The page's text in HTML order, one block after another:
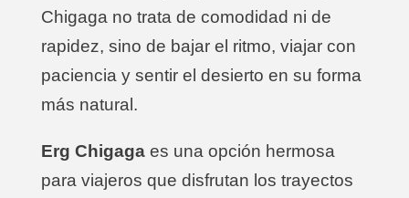
Chigaga no trata de comodidad ni de
rapidez, sino de bajar el ritmo, viajar con
paciencia y sentir el desierto en su forma
más natural.
Erg Chigagaes una opción hermosa
para viajeros que disfrutan los trayectos